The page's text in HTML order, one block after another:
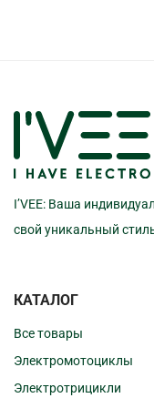
I’VEE: Ваша
свой уникальный
КАТАЛОГ
Все товары
Электромотоциклы
Электротрицикли